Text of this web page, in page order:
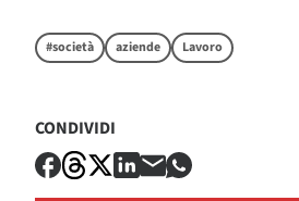
#società aziende Lavoro
CONDIVIDI